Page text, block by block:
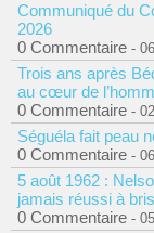
Communiqué du
2026
0 Commentaire -
Trois ans après
au cœur de
0 Commentaire -
Séguéla fait peau
0 Commentaire -
5 août 1962 :
jamais réussi à
0 Commentaire -